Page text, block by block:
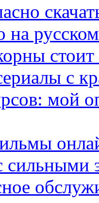
на
с
мой
сильными